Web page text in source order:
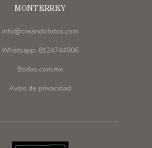
MONTERREY
info@creandofotos.com
Whatsapp: 8124744906
Bodas.com.mx
Aviso de privacidad